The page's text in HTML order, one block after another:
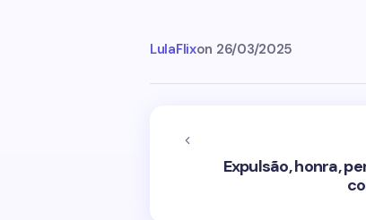
LulaFlixon 26/03/2025
Expulsão, honra,